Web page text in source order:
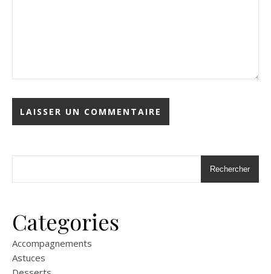
Rechercher
Categories
Accompagnements
Astuces